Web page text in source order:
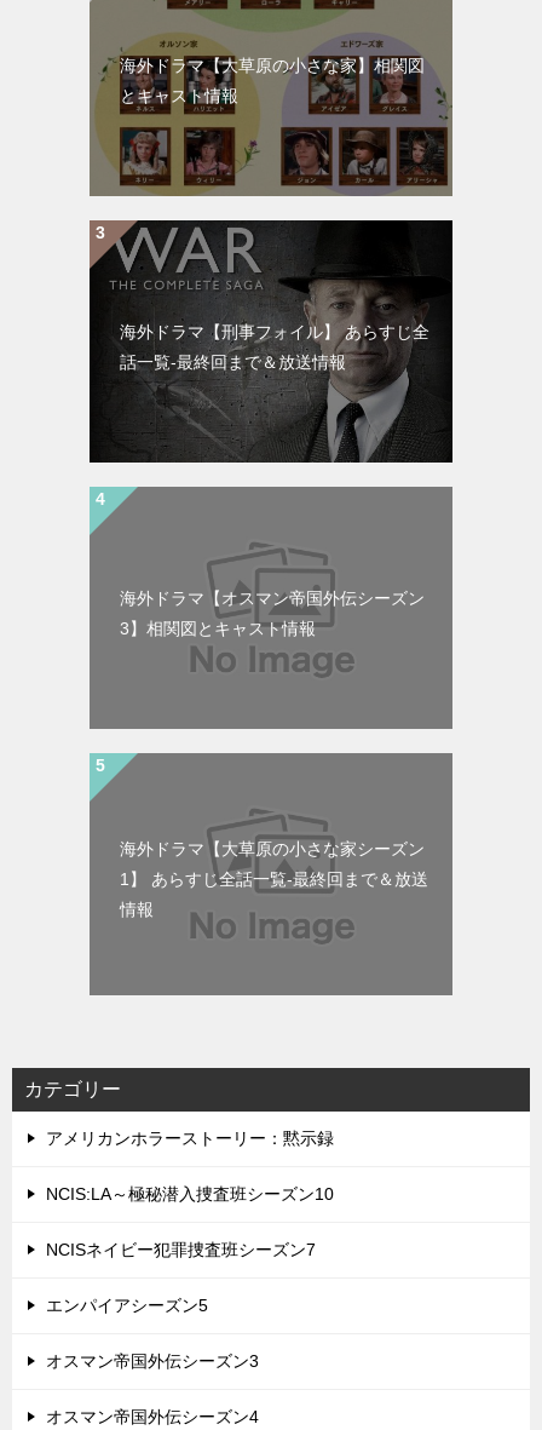
海外ドラマ【大草原の小さな家】相関図
とキャスト情報
海外ドラマ【刑事フォイル】 あらすじ全
話一覧-最終回まで＆放送情報
海外ドラマ【オスマン帝国外伝シーズン
3】相関図とキャスト情報
海外ドラマ【大草原の小さな家シーズン
1】 あらすじ全話一覧-最終回まで＆放送
情報
カテゴリー
アメリカンホラーストーリー：黙示録
NCIS:LA～極秘潜入捜査班シーズン10
NCISネイビー犯罪捜査班シーズン7
エンパイアシーズン5
オスマン帝国外伝シーズン3
オスマン帝国外伝シーズン4